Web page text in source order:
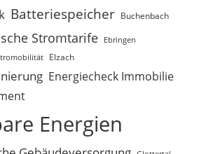
Batteriespeicher Buchenbach
Stromtarife Ebringen
Elzach
Energiecheck Immobilie
Energien